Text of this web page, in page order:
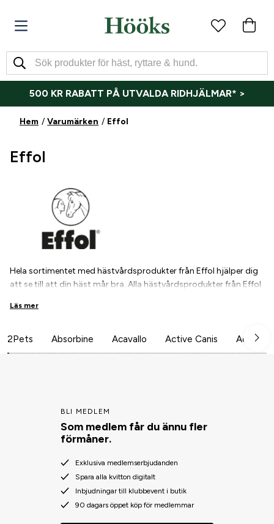
500 KR RABATT PÅ UTVALDA RIDHJÄLMAR* >
Hem Varumärken Effol
Effol
Hela sortimentet med hästvårdsprodukter från Effol hjälper dig
att se till att din häst mår bra. Alla hästvårdsprodukter från Effol
enlighet med gällande läkemedelslagstiftning. Våra produkter är
Läs mer
2Pets Absorbine Acavallo Active Canis Aesculap
BLI MEDLEM
Som medlem får du ännu fler
förmåner.
Exklusiva medlemserbjudanden
Spara alla kvitton digitalt
Inbjudningar till klubbevent i butik
90 dagars öppet köp för medlemmar